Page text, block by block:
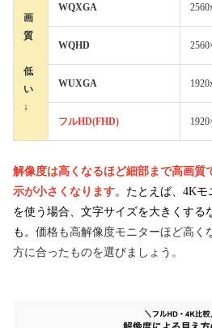
画
質
低
い
↓
WQXGA
WQHD
WUXGA
フルHD(FHD)
解像度は高くなるほど細部まで高画質
示が小さくなります。たとえば、4K
を使う場合、文字サイズを大きくする
も。 価格も高解像度モニターほど高く
方に合ったものを選びましょう。